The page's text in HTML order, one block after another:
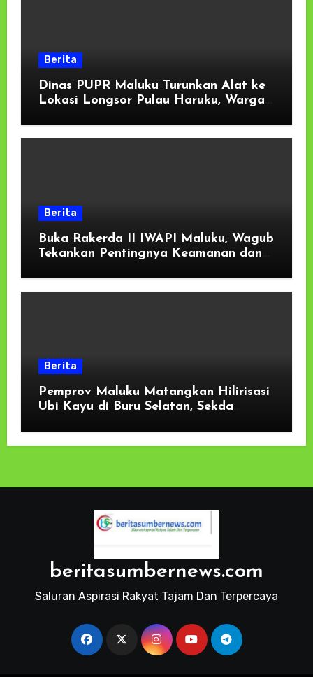
Berita
Dinas PUPR Maluku Turunkan Alat ke
Lokasi Longsor Pulau Haruku, Warga
Berita
Buka Rakerda II IWAPI Maluku, Wagub
Tekankan Pentingnya Keamanan dan
Berita
Pemprov Maluku Matangkan Hilirisasi
Ubi Kayu di Buru Selatan, Sekda
beritasumbernews.com
Saluran Aspirasi Rakyat Tajam Dan Terpercaya